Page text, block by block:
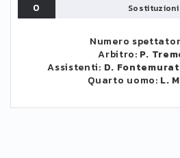
0
Sostituzioni
Numero
Arbitro: P.
Assistenti: D.
Quarto uomo: L.